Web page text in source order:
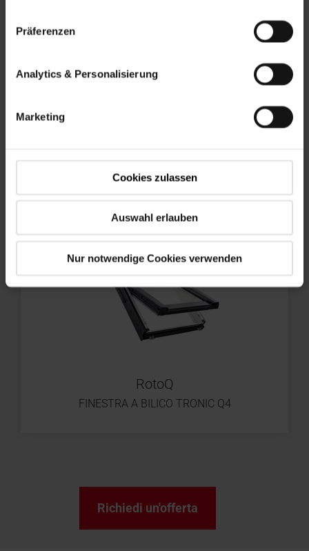
Präferenzen
Analytics & Personalisierung
Marketing
Cookies zulassen
Auswahl erlauben
Nur notwendige Cookies verwenden
FINESTRA A BILICO Q4
RotoQ
FINESTRA A BILICO TRONIC Q4
Richiedi un'offerta